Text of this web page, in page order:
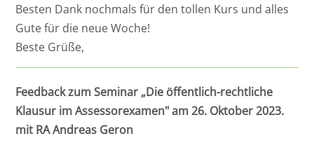
Besten Dank nochmals für den tollen Kurs und alles
Gute für die neue Woche!
Beste Grüße,
Feedback zum Seminar „Die öffentlich-rechtliche
Klausur im Assessorexamen" am 26. Oktober 2023.
mit RA Andreas Geron